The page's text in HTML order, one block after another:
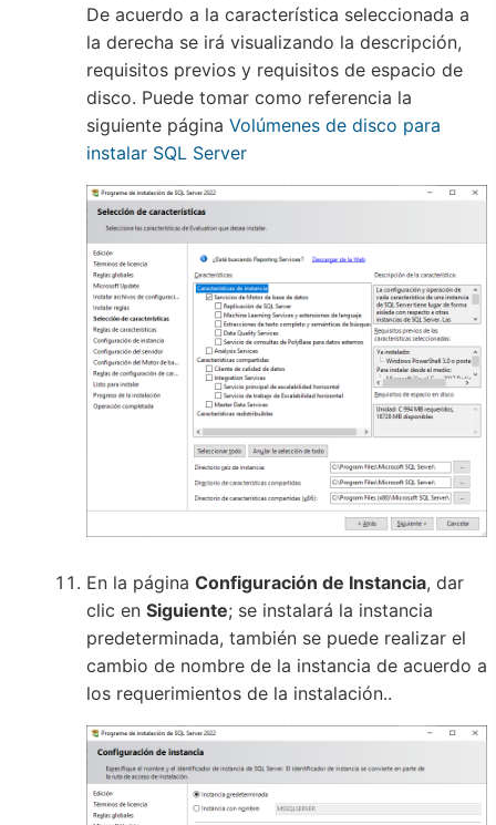
De acuerdo a la característica seleccionada a
la derecha se irá visualizando la descripción,
requisitos previos y requisitos de espacio de
disco. Puede tomar como referencia la
siguiente página Volúmenes de disco para
instalar SQL Server
En la página Configuración de Instancia, dar
clic en Siguiente; se instalará la instancia
predeterminada, también se puede realizar el
cambio de nombre de la instancia de acuerdo a
los requerimientos de la instalación..